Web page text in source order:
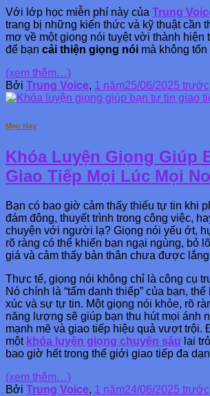
Với lớp học miễn phí này của Trung
trang bị những kiến thức và kỹ thuật cần
mơ về một giọng nói tuyệt vời thành
để bạn cải thiện giọng nói mà không
(xem thêm…)
Bởi Trung Voice, 1 năm25/06/2025 trước
Mẹo Hay
Khóa Luyện Giọng Giúp
Giao Tiếp Mọi Lúc Mọi
Bạn có bao giờ cảm thấy thiếu tự tin khi
đám đông, thuyết trình trong công việc,
chuyện với người lạ? Giọng nói yếu ớt,
rõ ràng có thể khiến bạn ngại ngùng, bỏ
giá và cảm thấy bản thân chưa được
Thực tế, giọng nói không chỉ là công cụ
Nó chính là “tấm danh thiếp” của bạn,
xúc và sự tự tin. Một giọng nói khỏe, rõ
năng lượng sẽ giúp bạn thu hút mọi ánh
mạnh mẽ và giao tiếp hiệu quả vượt trội.
một khóa luyện giọng chuyên sâu lại
bao giờ hết trong thế giới giao tiếp đa
(xem thêm…)
Bởi Trung Voice, 1 năm24/06/2025 trước